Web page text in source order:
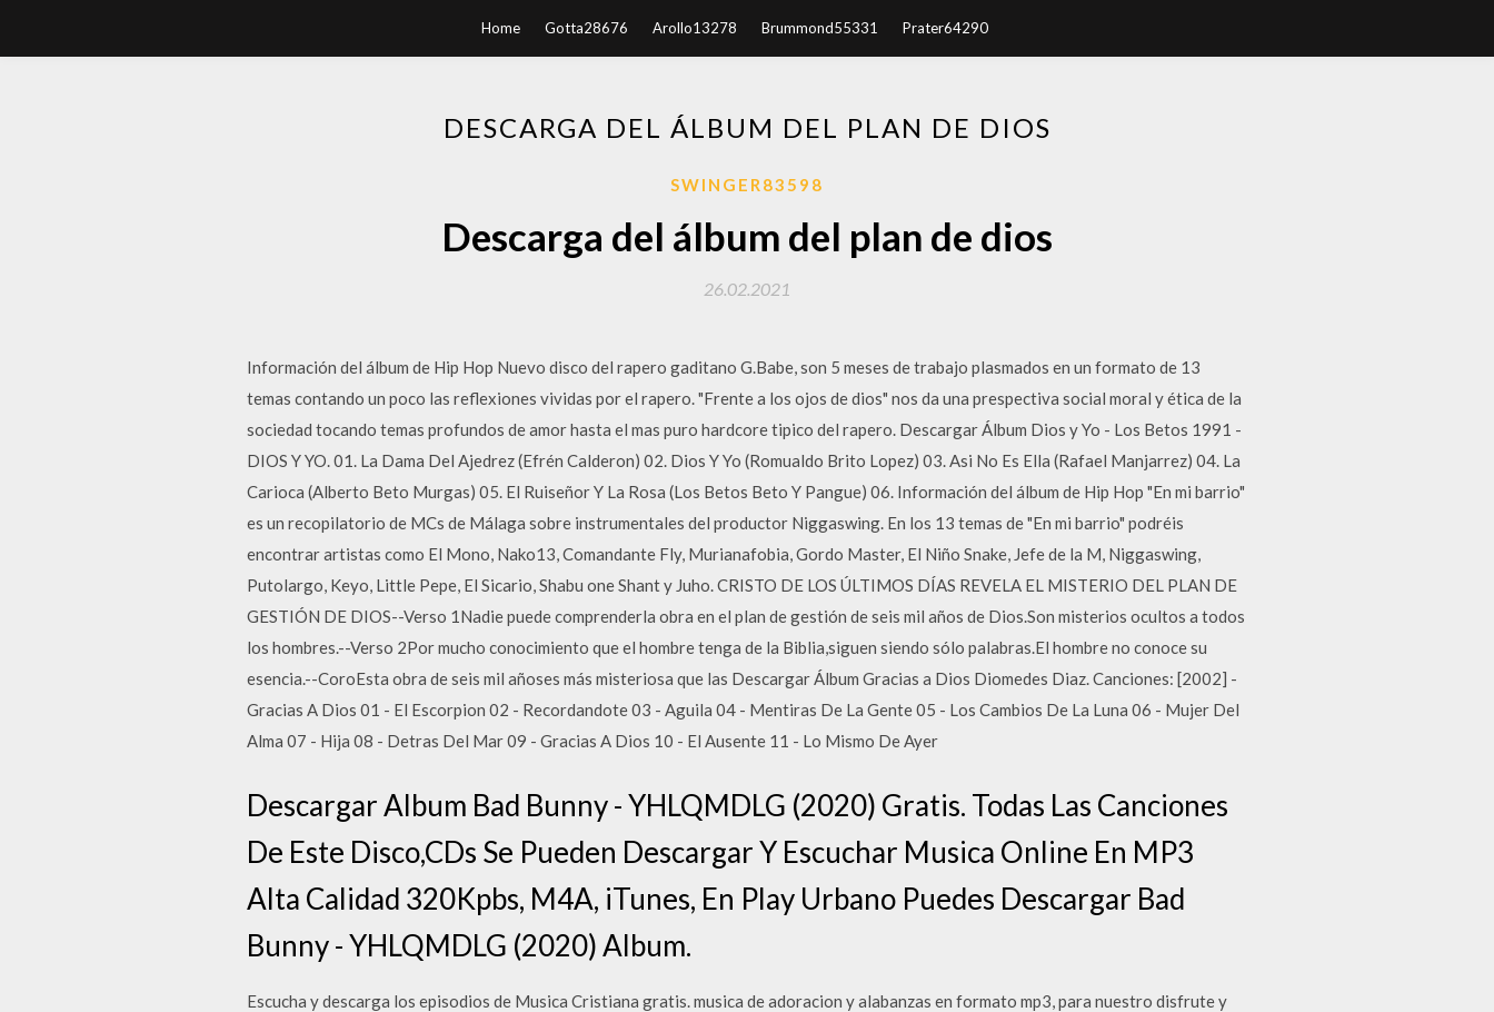
Home Gotta28676 Arollo13278 Brummond55331 Prater64290
DESCARGA DEL ÁLBUM DEL PLAN DE DIOS
SWINGER83598
Descarga del álbum del plan de dios
26.02.2021
Información del álbum de Hip Hop Nuevo disco del rapero gaditano G.Babe, son 5 meses de trabajo plasmados en un formato de 13
temas contando un poco las reflexiones vividas por el rapero. "Frente a los ojos de dios" nos da una prespectiva social moral y ética de la
sociedad tocando temas profundos de amor hasta el mas puro hardcore tipico del rapero. Descargar Álbum Dios y Yo - Los Betos 1991 -
DIOS Y YO. 01. La Dama Del Ajedrez (Efrén Calderon) 02. Dios Y Yo (Romualdo Brito Lopez) 03. Asi No Es Ella (Rafael Manjarrez) 04. La
Carioca (Alberto Beto Murgas) 05. El Ruiseñor Y La Rosa (Los Betos Beto Y Pangue) 06. Información del álbum de Hip Hop "En mi barrio"
es un recopilatorio de MCs de Málaga sobre instrumentales del productor Niggaswing. En los 13 temas de "En mi barrio" podréis
encontrar artistas como El Mono, Nako13, Comandante Fly, Murianafobia, Gordo Master, El Niño Snake, Jefe de la M, Niggaswing,
Putolargo, Keyo, Little Pepe, El Sicario, Shabu one Shant y Juho. CRISTO DE LOS ÚLTIMOS DÍAS REVELA EL MISTERIO DEL PLAN DE
GESTIÓN DE DIOS--Verso 1Nadie puede comprenderla obra en el plan de gestión de seis mil años de Dios.Son misterios ocultos a todos
los hombres.--Verso 2Por mucho conocimiento que el hombre tenga de la Biblia,siguen siendo sólo palabras.El hombre no conoce su
esencia.--CoroEsta obra de seis mil añoses más misteriosa que las Descargar Álbum Gracias a Dios Diomedes Diaz. Canciones: [2002] -
Gracias A Dios 01 - El Escorpion 02 - Recordandote 03 - Aguila 04 - Mentiras De La Gente 05 - Los Cambios De La Luna 06 - Mujer Del
Alma 07 - Hija 08 - Detras Del Mar 09 - Gracias A Dios 10 - El Ausente 11 - Lo Mismo De Ayer
Descargar Album Bad Bunny - YHLQMDLG (2020) Gratis. Todas Las Canciones
De Este Disco,CDs Se Pueden Descargar Y Escuchar Musica Online En MP3
Alta Calidad 320Kpbs, M4A, iTunes, En Play Urbano Puedes Descargar Bad
Bunny - YHLQMDLG (2020) Album.
Escucha y descarga los episodios de Musica Cristiana gratis. musica de adoracion y alabanzas en formato mp3, para nuestro disfrute y